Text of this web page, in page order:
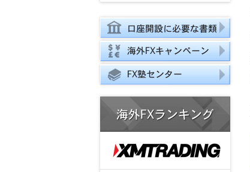
口座開設に必要な書類
海外FXキャンペーン
FX塾センター
海外FXランキング